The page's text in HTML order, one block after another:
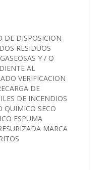
DE DISPOSICION
RESIDUOS
Y / O
AL
VERIFICACION
DE
DE INCENDIOS
QUIMICO SECO
ESPUMA
MARCA